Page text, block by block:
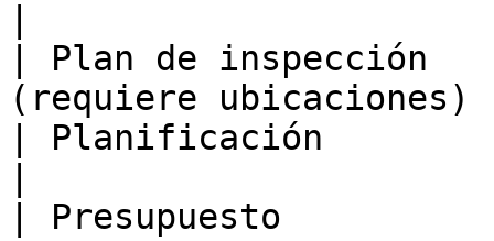
| Plan de inspección
(requiere ubicaciones)
| Planificación
| Presupuesto